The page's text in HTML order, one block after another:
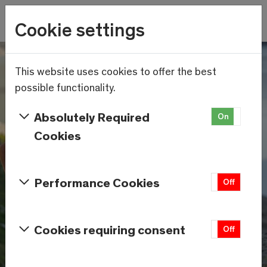
Skip to main content
24.2°C
Wetter
Cookie settings
This website uses cookies to offer the best
possible functionality.
Absolutely Required
Cookies
On
Performance Cookies Off
Cookies requiring consent Off